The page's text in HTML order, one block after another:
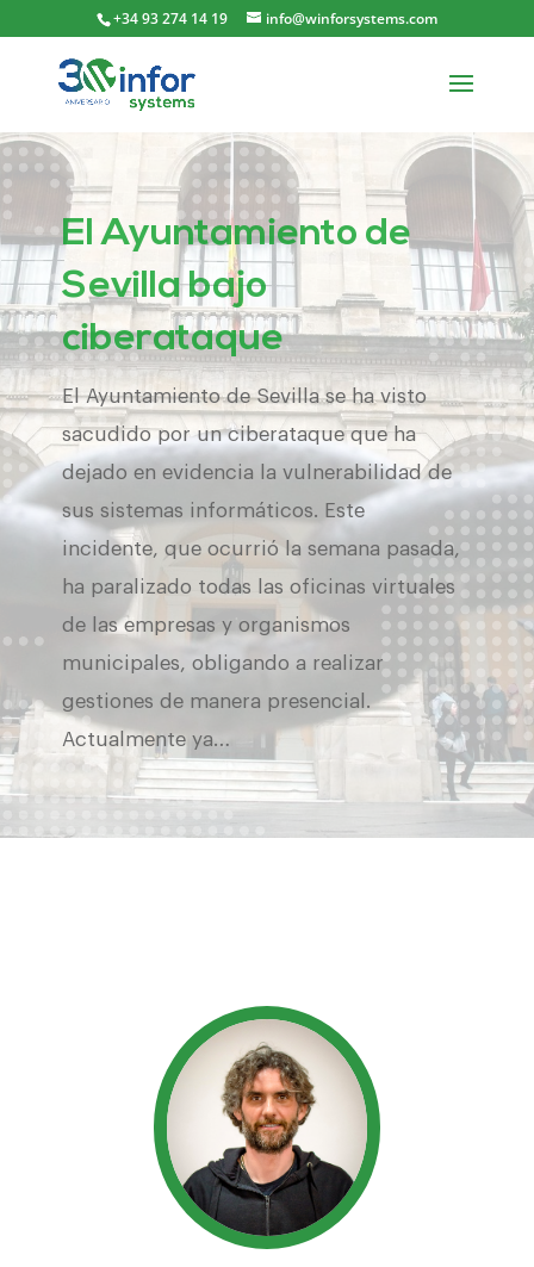
+34 93 274 14 19 info@winforsystems.com
El Ayuntamiento de
Sevilla bajo
ciberataque
El Ayuntamiento de Sevilla se ha visto
sacudido por un ciberataque que ha
dejado en evidencia la vulnerabilidad de
sus sistemas informáticos. Este
incidente, que ocurrió la semana pasada,
ha paralizado todas las oficinas virtuales
de las empresas y organismos
municipales, obligando a realizar
gestiones de manera presencial.
Actualmente ya…